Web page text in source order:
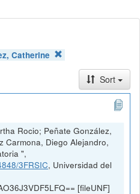
Catherine
Sort
Rocio; Peñate González,
Carmona, Diego Alejandro,
",
3FRSIC, Universidad del
[fileUNF]